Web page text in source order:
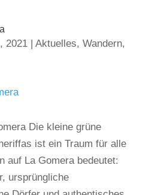
2021| Aktuelles, Wandern,
Die kleine grüne
ist ein Traum für alle
auf La Gomera bedeutet:
ursprüngliche